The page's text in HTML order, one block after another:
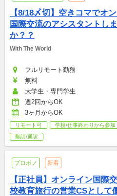
【8/18〆切】空きコマでオ
国際交流のアシスタントし
か？？
With The World
フルリモート勤務
無料
大学生・専門学生
週2回からOK
3ヶ月からOK
リモート可 学校/仕事終わりから参加
翻訳/通訳
プロボノ 新着
【正社員】オンライン国際
校教育旅行の営業CSとして